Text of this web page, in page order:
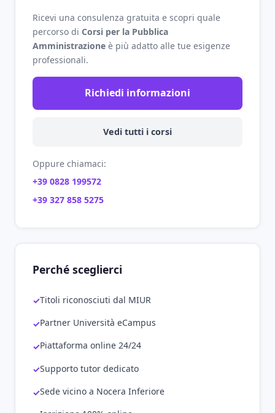
Ricevi una consulenza gratuita e scopri quale
percorso di Corsi per la Pubblica
Amministrazione è più adatto alle tue esigenze
professionali.
Richiedi informazioni
Vedi tutti i corsi
Oppure chiamaci:
+39 0828 199572
+39 327 858 5275
Perché sceglierci
Titoli riconosciuti dal MIUR
Partner Università eCampus
Piattaforma online 24/24
Supporto tutor dedicato
Sede vicino a Nocera Inferiore